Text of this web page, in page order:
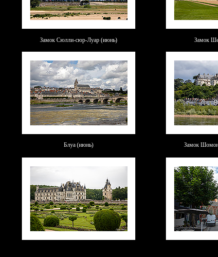
Замок Сюлли-сюр-Луар (июнь) Замок
Блуа (июнь) Замок